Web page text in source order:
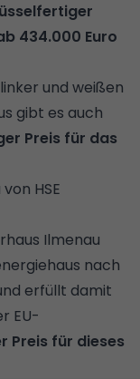
434.000 Euro
und weißen
gibt es auch
Preis für das
HSE
Ilmenau
nach
erfüllt damit
EU-
Preis für dieses